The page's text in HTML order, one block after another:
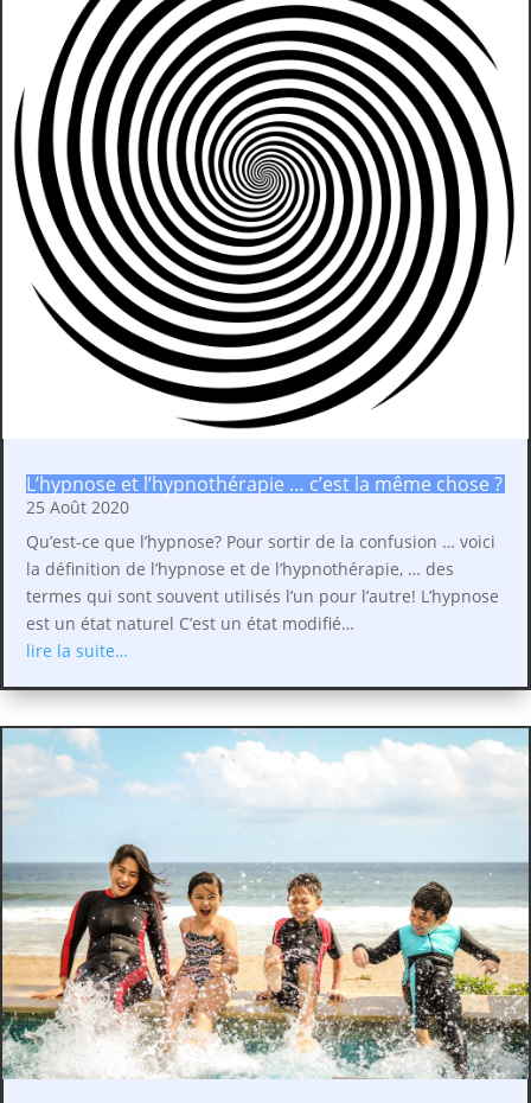
L’hypnose et l’hypnothérapie … c’est la même chose ?
25 Août 2020
Qu’est-ce que l’hypnose? Pour sortir de la confusion … voici
la définition de l’hypnose et de l’hypnothérapie, … des
termes qui sont souvent utilisés l’un pour l’autre! L’hypnose
est un état naturel C’est un état modifié…
lire la suite…